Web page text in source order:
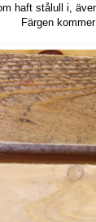
haft stålull i,
Färgen